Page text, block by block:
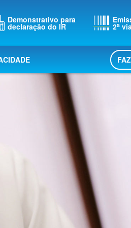
Demonstrativo para
declaração do IR 2a